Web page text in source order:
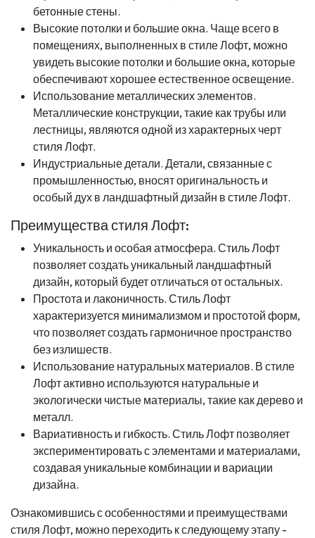
бетонные стены.
Высокие потолки и большие окна. Чаще всего в
помещениях, выполненных в стиле Лофт, можно
увидеть высокие потолки и большие окна, которые
обеспечивают хорошее естественное освещение.
Использование металлических элементов.
Металлические конструкции, такие как трубы или
лестницы, являются одной из характерных черт
стиля Лофт.
Индустриальные детали. Детали, связанные с
промышленностью, вносят оригинальность и
особый дух в ландшафтный дизайн в стиле Лофт.
Преимущества стиля Лофт:
Уникальность и особая атмосфера. Стиль Лофт
позволяет создать уникальный ландшафтный
дизайн, который будет отличаться от остальных.
Простота и лаконичность. Стиль Лофт
характеризуется минимализмом и простотой форм,
что позволяет создать гармоничное пространство
без излишеств.
Использование натуральных материалов. В стиле
Лофт активно используются натуральные и
экологически чистые материалы, такие как дерево и
металл.
Вариативность и гибкость. Стиль Лофт позволяет
экспериментировать с элементами и материалами,
создавая уникальные комбинации и вариации
дизайна.
Ознакомившись с особенностями и преимуществами
стиля Лофт, можно переходить к следующему этапу -